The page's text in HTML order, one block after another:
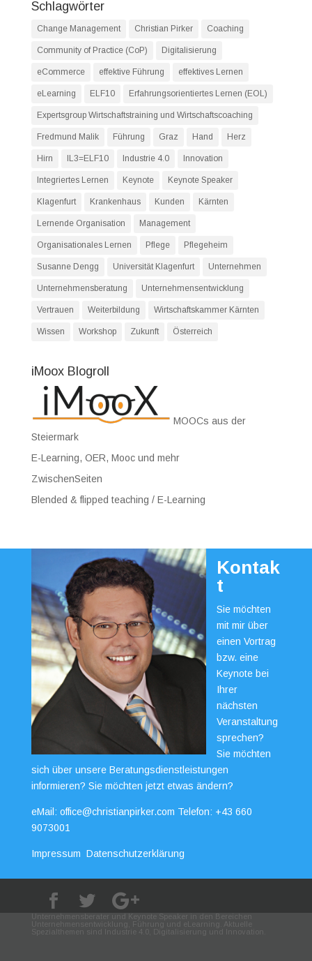
Schlagwörter
Change Management Christian Pirker Coaching
Community of Practice (CoP) Digitalisierung
eCommerce effektive Führung effektives Lernen
eLearning ELF10 Erfahrungsorientiertes Lernen (EOL)
Expertsgroup Wirtschaftstraining und Wirtschaftscoaching
Fredmund Malik Führung Graz Hand Herz
Hirn IL3=ELF10 Industrie 4.0 Innovation
Integriertes Lernen Keynote Keynote Speaker
Klagenfurt Krankenhaus Kunden Kärnten
Lernende Organisation Management
Organisationales Lernen Pflege Pflegeheim
Susanne Dengg Universität Klagenfurt Unternehmen
Unternehmensberatung Unternehmensentwicklung
Vertrauen Weiterbildung Wirtschaftskammer Kärnten
Wissen Workshop Zukunft Österreich
iMoox Blogroll
MOOCs aus der
Steiermark
E-Learning, OER, Mooc und mehr
ZwischenSeiten
Blended & flipped teaching / E-Learning
Kontak
t
Sie möchten
mit mir über
einen Vortrag
bzw. eine
Keynote bei
Ihrer
nächsten
Veranstaltung
sprechen?
Sie möchten
sich über unsere Beratungsdienstleistungen
informieren? Sie möchten jetzt etwas ändern?
eMail: office@christianpirker.com Telefon: +43 660
9073001
Impressum Datenschutzerklärung
Unternehmensberater und Keynote Speaker in den Bereichen
Unternehmensentwicklung, Führung und eLearning. Aktuelle
Spezialthemen sind Industrie 4.0, Digitalisierung und Innovation.